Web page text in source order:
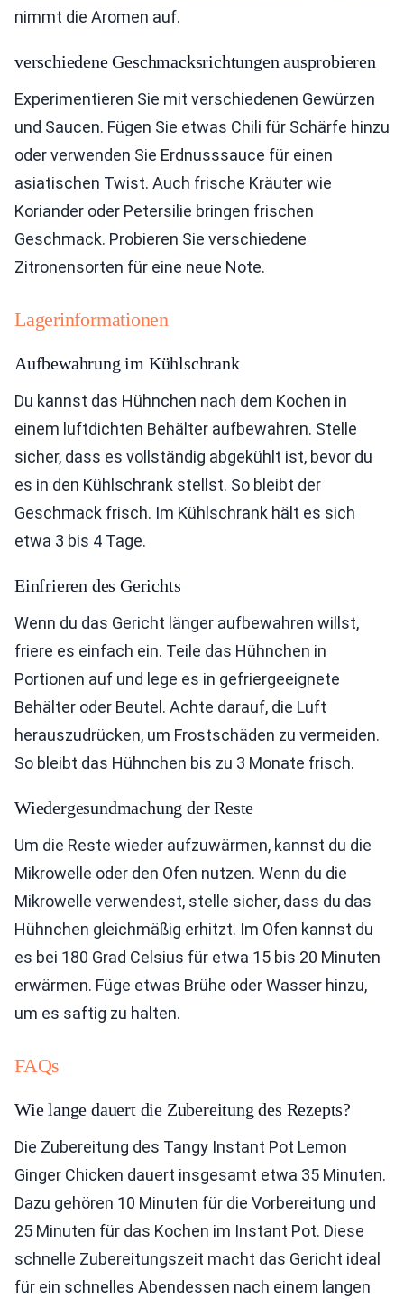
nimmt die Aromen auf.
verschiedene Geschmacksrichtungen ausprobieren
Experimentieren Sie mit verschiedenen Gewürzen
und Saucen. Fügen Sie etwas Chili für Schärfe hinzu
oder verwenden Sie Erdnusssauce für einen
asiatischen Twist. Auch frische Kräuter wie
Koriander oder Petersilie bringen frischen
Geschmack. Probieren Sie verschiedene
Zitronensorten für eine neue Note.
Lagerinformationen
Aufbewahrung im Kühlschrank
Du kannst das Hühnchen nach dem Kochen in
einem luftdichten Behälter aufbewahren. Stelle
sicher, dass es vollständig abgekühlt ist, bevor du
es in den Kühlschrank stellst. So bleibt der
Geschmack frisch. Im Kühlschrank hält es sich
etwa 3 bis 4 Tage.
Einfrieren des Gerichts
Wenn du das Gericht länger aufbewahren willst,
friere es einfach ein. Teile das Hühnchen in
Portionen auf und lege es in gefriergeeignete
Behälter oder Beutel. Achte darauf, die Luft
herauszudrücken, um Frostschäden zu vermeiden.
So bleibt das Hühnchen bis zu 3 Monate frisch.
Wiedergesundmachung der Reste
Um die Reste wieder aufzuwärmen, kannst du die
Mikrowelle oder den Ofen nutzen. Wenn du die
Mikrowelle verwendest, stelle sicher, dass du das
Hühnchen gleichmäßig erhitzt. Im Ofen kannst du
es bei 180 Grad Celsius für etwa 15 bis 20 Minuten
erwärmen. Füge etwas Brühe oder Wasser hinzu,
um es saftig zu halten.
FAQs
Wie lange dauert die Zubereitung des Rezepts?
Die Zubereitung des Tangy Instant Pot Lemon
Ginger Chicken dauert insgesamt etwa 35 Minuten.
Dazu gehören 10 Minuten für die Vorbereitung und
25 Minuten für das Kochen im Instant Pot. Diese
schnelle Zubereitungszeit macht das Gericht ideal
für ein schnelles Abendessen nach einem langen